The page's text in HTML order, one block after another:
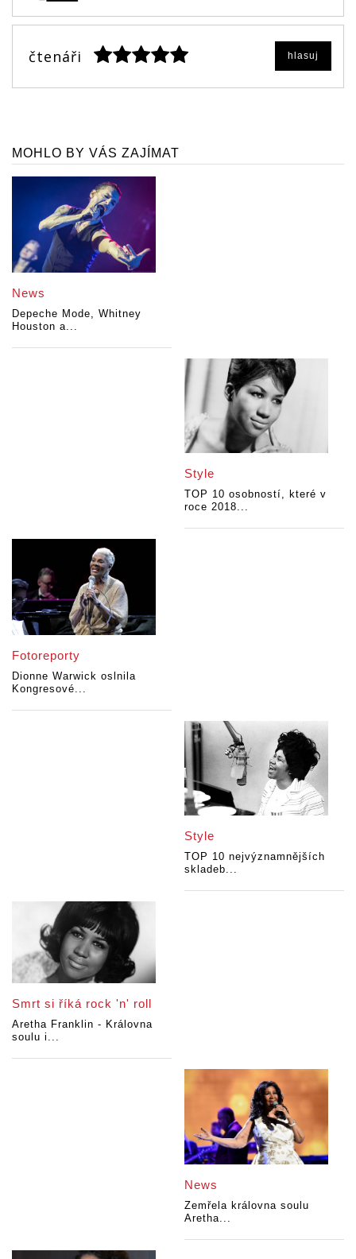
čtenáři hlasuj
MOHLO BY VÁS ZAJÍMAT
News
Depeche Mode, Whitney
Houston a...
Style
TOP 10 osobností, které v
roce 2018...
Fotoreporty
Dionne Warwick oslnila
Kongresové...
Style
TOP 10 nejvýznamnějších
skladeb...
Smrt si říká rock 'n' roll
Aretha Franklin - Královna
soulu i...
News
Zemřela královna soulu
Aretha...